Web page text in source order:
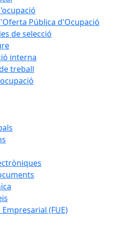
Pública d'Ocupació
de selecció
interna
treball
(FUE)